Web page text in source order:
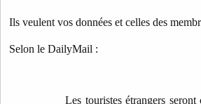
Ils veulent vos données et celles des
Selon le DailyMail :
Les touristes étrangers